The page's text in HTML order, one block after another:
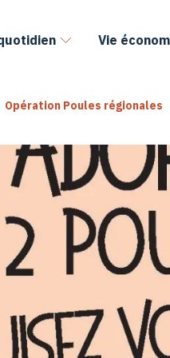
Vie
Opération Poules régionales